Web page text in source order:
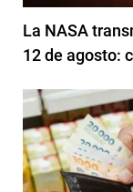
La NASA
12 de agosto: